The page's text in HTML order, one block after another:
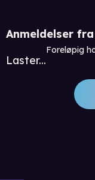
Anmeldelser
Laster...
Foreløpig